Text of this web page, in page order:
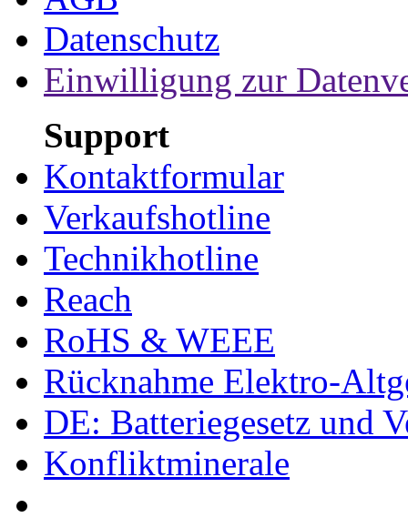
Datenschutz
Einwilligung zur
Support
Kontaktformular
Verkaufshotline
Technikhotline
Reach
RoHS & WEEE
Rücknahme Elektro-
DE: Batteriegesetz und
Konfliktminerale